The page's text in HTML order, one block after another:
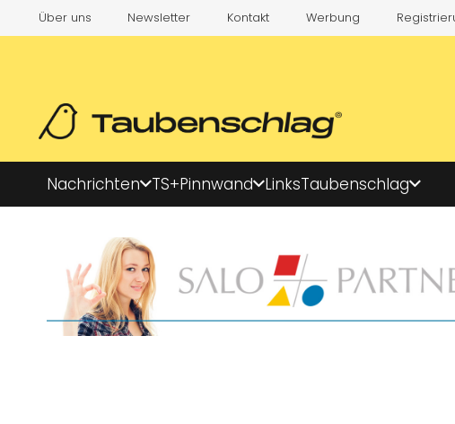
Über uns Newsletter Kontakt Werbung
Nachrichten TS+Pinnwand LinksTaubenschlag